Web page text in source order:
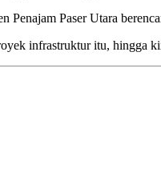
Penajam Paser Utara
infrastruktur itu, hingga